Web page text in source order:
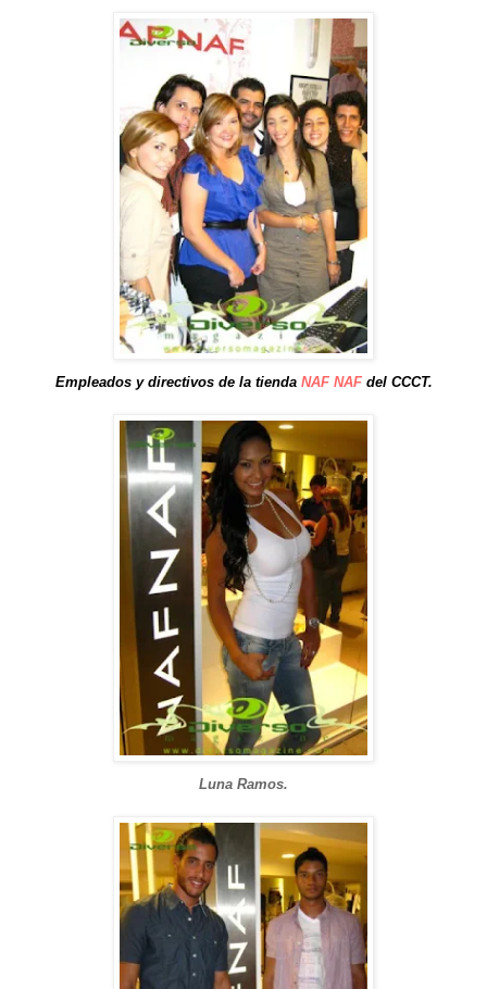
Empleados y directivos de la tiendaNAF NAF del CCCT.
Luna Ramos.